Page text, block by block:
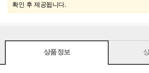
확인 후 제공됩니다.
상품 정보